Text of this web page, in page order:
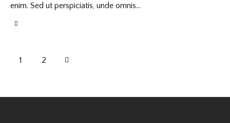
enim. Sed ut perspiciatis, unde omnis…
1 2